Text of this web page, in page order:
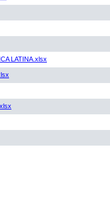
LATINA.xlsx